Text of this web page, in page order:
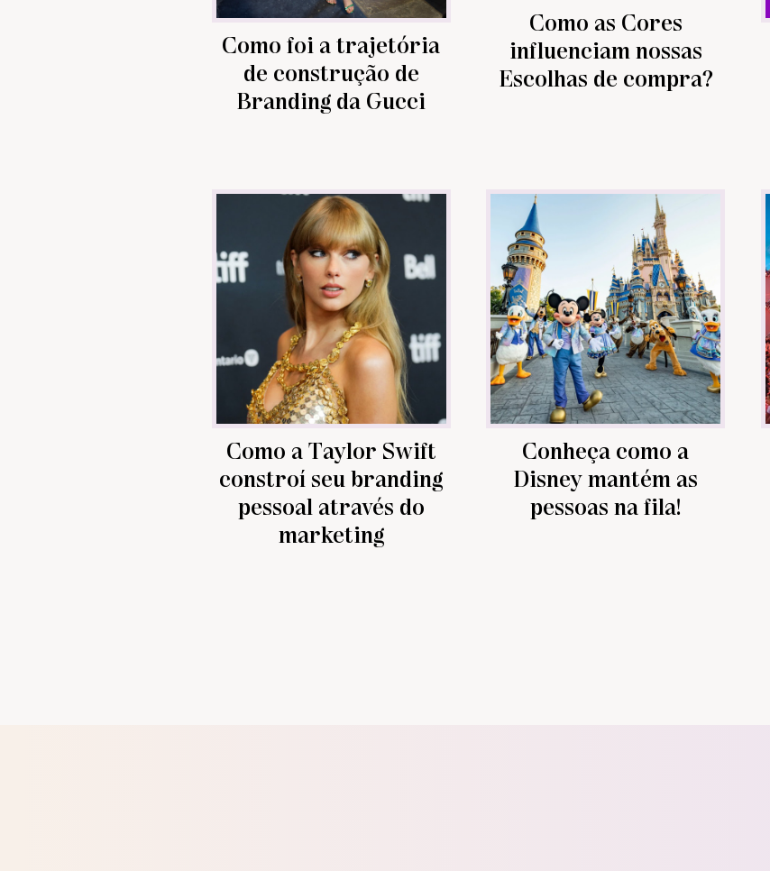
Como foi a trajetória
de construção de
Branding da Gucci
Como as Cores
influenciam nossas
Escolhas de compra?
Como a Taylor Swift
constroí seu branding
pessoal através do
marketing
Conheça como a
Disney mantém as
pessoas na fila!